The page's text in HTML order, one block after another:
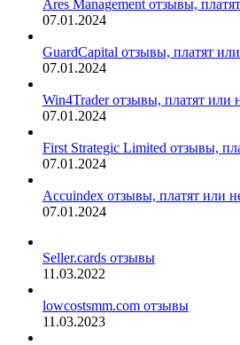
Ares Management отзывы,
07.01.2024
GuardCapital отзывы, платят
07.01.2024
Win4Trader отзывы, платят или
07.01.2024
First Strategic Limited отзывы,
07.01.2024
Accuindex отзывы, платят или
07.01.2024
Seller.cards отзывы
11.03.2022
lowcostsmm.com отзывы
11.03.2023